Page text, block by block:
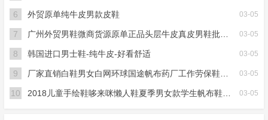
03-05
6 外贸原单纯牛皮男款皮鞋
03-05
7 广州外贸男鞋微商货源原单正品头层牛皮真皮男鞋批发一件代发
03-05
8 韩国进口男士鞋-纯牛皮-好看舒适
03-05
9 厂家直销白鞋男女白网环球国途帆布药厂工作劳保鞋儿童舞蹈小白鞋
03-05
10 2018儿童手绘鞋哆来咪懒人鞋夏季男女款学生帆布鞋一脚蹬帆布